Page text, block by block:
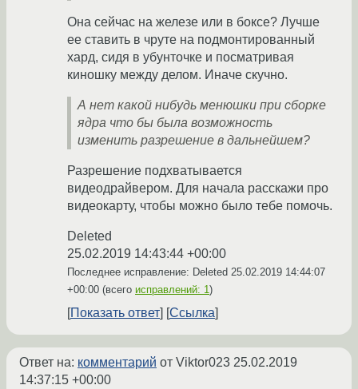
Она сейчас на железе или в боксе? Лучше
ее ставить в чруте на подмонтированный
хард, сидя в убунточке и посматривая
киношку между делом. Иначе скучно.
А нет какой нибудь менюшки при сборке
ядра что бы была возможность
изменить разрешение в дальнейшем?
Разрешение подхватывается
видеодрайвером. Для начала расскажи про
видеокарту, чтобы можно было тебе помочь.
Deleted
25.02.2019 14:43:44 +00:00
Последнее исправление: Deleted 25.02.2019 14:44:07
+00:00 (всего исправлений: 1)
Показать ответ Ссылка
Ответ на: комментарий от Viktor023 25.02.2019
14:37:15 +00:00